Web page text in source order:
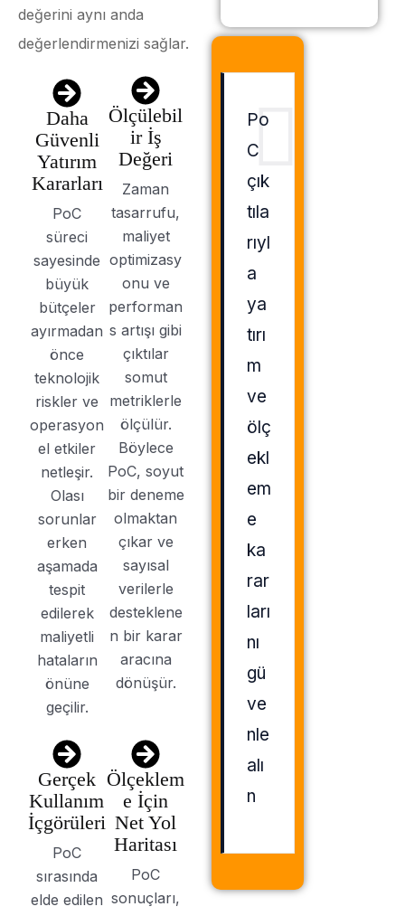
değerini aynı anda
değerlendirmenizi sağlar.
Daha
Güvenli
Yatırım
Kararları
PoC
süreci
sayesinde
büyük
bütçeler
ayırmadan
önce
teknolojik
riskler ve
operasyon
el etkiler
netleşir.
Olası
sorunlar
erken
aşamada
tespit
edilerek
maliyetli
hataların
önüne
geçilir.
Ölçülebil
ir İş
Değeri
Zaman
tasarrufu,
maliyet
optimizasy
onu ve
performan
s artışı gibi
çıktılar
somut
metriklerle
ölçülür.
Böylece
PoC, soyut
bir deneme
olmaktan
çıkar ve
sayısal
verilerle
desteklene
n bir karar
aracına
dönüşür.
Gerçek
Kullanım
İçgörüleri
PoC
sırasında
elde edilen
Ölçeklem
e İçin
Net Yol
Haritası
PoC
sonuçları,
Po
C
çık
tıla
rıyl
a
ya
tırı
m
ve
ölç
ekl
em
e
ka
rar
ları
nı
gü
ve
nle
alı
n